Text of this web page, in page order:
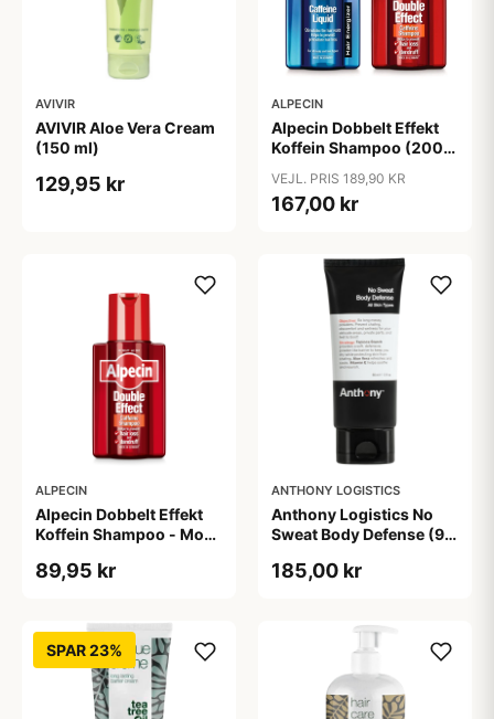
AVIVIR
AVIVIR Aloe Vera Cream
(150 ml)
129,95 kr
ALPECIN
Alpecin Dobbelt Effekt
Koffein Shampoo (200
Liquid (200 ml)
VEJL. PRIS 189,90 KR
167,00 kr
ALPECIN
Alpecin Dobbelt Effekt
Koffein Shampoo - Mod
89,95 kr
ANTHONY LOGISTICS
Anthony Logistics No
Sweat Body Defense (90
185,00 kr
SPAR 23%